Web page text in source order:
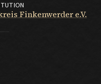
Finkenwerder e.V.